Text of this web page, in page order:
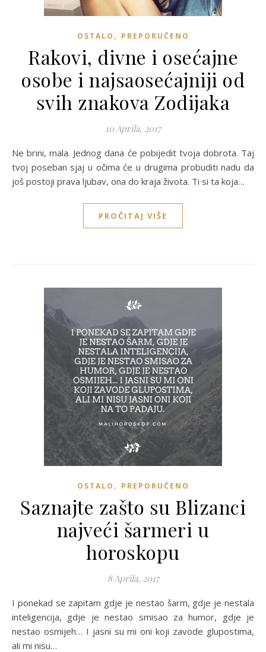
OSTALO , PREPORUČENO
Rakovi, divne i osećajne
osobe i najsaosećajniji od
svih znakova Zodijaka
10 Aprila, 2017
Ne brini, mala. Jednog dana će pobijedit tvoja dobrota. Taj
tvoj poseban sjaj u očima će u drugima probuditi nadu da
još postoji prava ljubav, ona do kraja života. Ti si ta koja…
PROČITAJ VIŠE
OSTALO , PREPORUČENO
Saznajte zašto su Blizanci
najveći šarmeri u
horoskopu
8 Aprila, 2017
I ponekad se zapitam gdje je nestao šarm, gdje je nestala
inteligencija, gdje je nestao smisao za humor, gdje je
nestao osmijeh… I jasni su mi oni koji zavode glupostima,
ali mi nisu…